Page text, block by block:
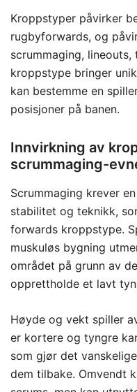
Kroppstyper påvirker
rugbyforwards, og
scrummaging,
kroppstype bringer
kan bestemme en
posisjoner på banen.
Innvirkning av
scrummaging-
Scrummaging krever
stabilitet og teknikk,
forwards kroppstype.
muskuløs bygning
området på grunn av
opprettholde et lavt
Høyde og vekt spiller
er kortere og tyngre
som gjør det
dem tilbake. Omvendt